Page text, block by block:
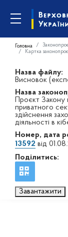
Головна
Картка
Назва файлу:
Висновок
Назва
Проєкт
приватного
здійснення
діяльності в
Номер, дата
13592 від
Поділитись:
Завантажити